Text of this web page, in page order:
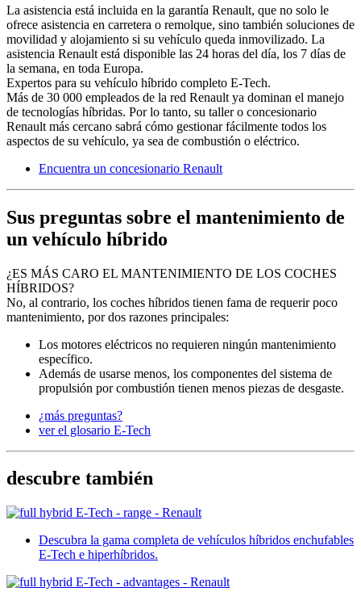
La asistencia está incluida en la garantía Renault, que no solo le
ofrece asistencia en carretera o remolque, sino también soluciones de
movilidad y alojamiento si su vehículo queda inmovilizado. La
asistencia Renault está disponible las 24 horas del día, los 7 días de
la semana, en toda Europa.
Expertos para su vehículo híbrido completo E-Tech.
Más de 30 000 empleados de la red Renault ya dominan el manejo
de tecnologías híbridas. Por lo tanto, su taller o concesionario
Renault más cercano sabrá cómo gestionar fácilmente todos los
aspectos de su vehículo, ya sea de combustión o eléctrico.
Encuentra un concesionario Renault
Sus preguntas sobre el mantenimiento de
un vehículo híbrido
¿ES MÁS CARO EL MANTENIMIENTO DE LOS COCHES
HÍBRIDOS?
No, al contrario, los coches híbridos tienen fama de requerir poco
mantenimiento, por dos razones principales:
Los motores eléctricos no requieren ningún mantenimiento
específico.
Además de usarse menos, los componentes del sistema de
propulsión por combustión tienen menos piezas de desgaste.
¿más preguntas?
ver el glosario E-Tech
descubre también
Descubra la gama completa de vehículos híbridos enchufables
E-Tech e hiperhíbridos.